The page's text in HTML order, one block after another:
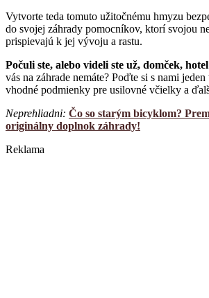
Vytvorte teda tomuto užitočnému hmyzu
do svojej záhrady pomocníkov, ktorí svojou
prispievajú k jej vývoju a rastu.
Počuli ste, alebo videli ste už, domček,
vás na záhrade nemáte? Poďte si s nami
vhodné podmienky pre usilovné včielky a
Neprehliadni: Čo so starým bicyklom?
originálny doplnok záhrady!
Reklama